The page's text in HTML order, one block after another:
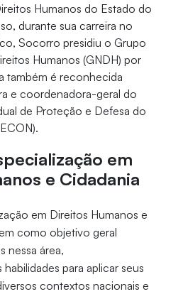
Humanos do Estado do
durante sua carreira no
Socorro presidiu o Grupo
Humanos (GNDH) por
também é reconhecida
e coordenadora-geral do
de Proteção e Defesa do
em
e Cidadania
em Direitos Humanos e
como objetivo geral
nessa área,
para aplicar seus
contextos nacionais e